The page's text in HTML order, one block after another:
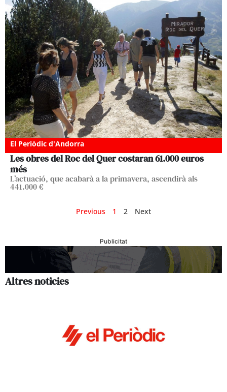
El Periòdic d'Andorra
Les obres del Roc del Quer costaran 61.000 euros
més
L’actuació, que acabarà a la primavera, ascendirà als
441.000 €
Previous 1 2 Next
Publicitat
Altres noticies